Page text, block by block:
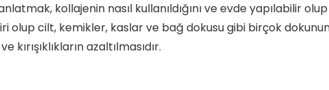
kollajenin nasıl kullanıldığını ve evde yapılabilir
olup cilt, kemikler, kaslar ve bağ dokusu gibi birçok
kırışıklıkların azaltılmasıdır.